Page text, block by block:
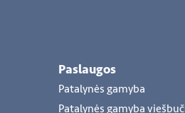
Paslaugos
Patalynės gamyba
Patalynės gamyba